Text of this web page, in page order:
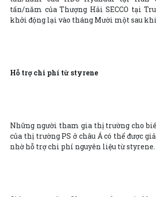
tấn/năm của Thượng Hải SECCO tại
khởi động lại vào tháng Mười một sau
Hỗ trợ chi phí từ styrene
Những người tham gia thị trường cho
của thị trường PS ở châu Á có thể được
nhờ hỗ trợ chi phí nguyên liệu từ styrene.